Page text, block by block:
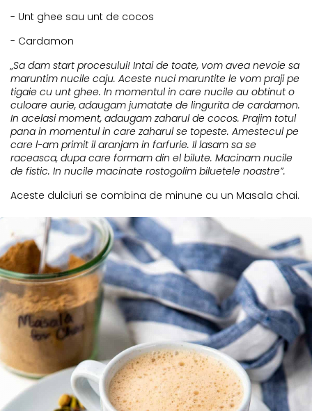
- Unt ghee sau unt de cocos
- Cardamon
„Sa dam start procesului! Intai de toate, vom avea nevoie sa
maruntim nucile caju. Aceste nuci maruntite le vom praji pe
tigaie cu unt ghee. In momentul in care nucile au obtinut o
culoare aurie, adaugam jumatate de lingurita de cardamon.
In acelasi moment, adaugam zaharul de cocos. Prajim totul
pana in momentul in care zaharul se topeste. Amestecul pe
care l-am primit il aranjam in farfurie. Il lasam sa se
raceasca, dupa care formam din el bilute. Macinam nucile
de fistic. In nucile macinate rostogolim biluetele noastre”.
Aceste dulciuri se combina de minune cu un Masala chai.